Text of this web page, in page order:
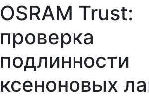
OSRAM Trust:
проверка
подлинности
ксеноновых